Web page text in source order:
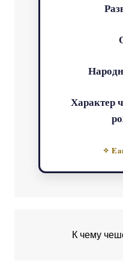
Характер
✧
К чему